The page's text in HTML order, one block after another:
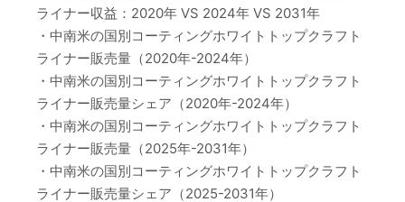
ライナー収益：2020年 VS 2024年 VS 2031年
・中南米の国別コーティングホワイトトップクラフト
ライナー販売量（2020年-2024年）
・中南米の国別コーティングホワイトトップクラフト
ライナー販売量シェア（2020年-2024年）
・中南米の国別コーティングホワイトトップクラフト
ライナー販売量（2025年-2031年）
・中南米の国別コーティングホワイトトップクラフト
ライナー販売量シェア（2025-2031年）